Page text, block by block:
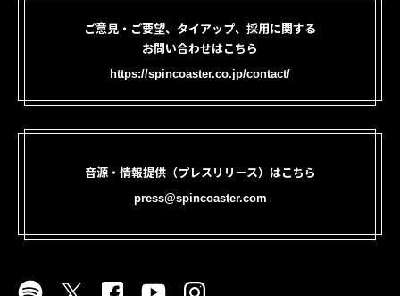
ご意見・ご要望、タイアップ、採用に関する
お問い合わせはこちら
https://spincoaster.co.jp/contact/
音源・情報提供（プレスリリース）はこちら
press@spincoaster.com